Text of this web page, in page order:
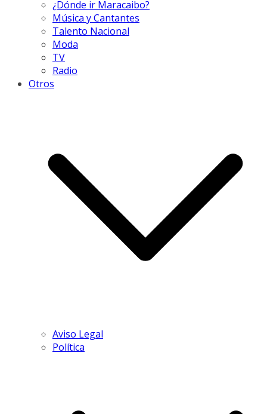
¿Dónde ir Maracaibo?
Música y Cantantes
Talento Nacional
Moda
TV
Radio
Otros
Aviso Legal
Política